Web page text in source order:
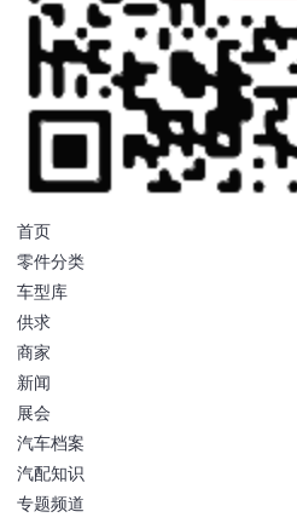
首页
零件分类
车型库
供求
商家
新闻
展会
汽车档案
汽配知识
专题频道